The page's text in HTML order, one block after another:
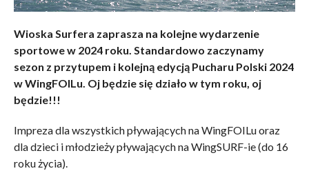
Wioska Surfera zaprasza na kolejne wydarzenie
sportowe w 2024 roku. Standardowo zaczynamy
sezon z przytupem i kolejną edycją Pucharu Polski 2024
w WingFOILu. Oj będzie się działo w tym roku, oj
będzie!!!
Impreza dla wszystkich pływających na WingFOILu oraz
dla dzieci i młodzieży pływających na WingSURF-ie (do 16
roku życia).